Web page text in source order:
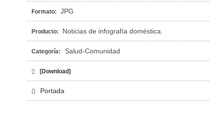
Formato: JPG
Producto: Noticias de infografía doméstica.
Categoría: Salud-Comunidad
[Download]
Portada